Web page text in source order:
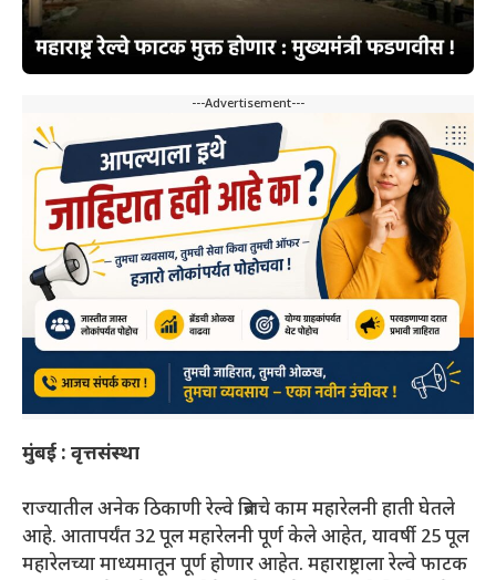
---Advertisement---
मुंबई : वृत्तसंस्था
राज्यातील अनेक ठिकाणी रेल्वे ब्रिजचे काम महारेलनी हाती घेतले
आहे. आतापर्यंत 32 पूल महारेलनी पूर्ण केले आहेत, यावर्षी 25 पूल
महारेलच्या माध्यमातून पूर्ण होणार आहेत. महाराष्ट्राला रेल्वे फाटक